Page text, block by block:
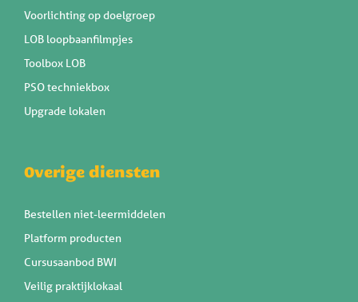
Voorlichting op doelgroep
LOB loopbaanfilmpjes
Toolbox LOB
PSO techniekbox
Upgrade lokalen
Overige diensten
Bestellen niet-leermiddelen
Platform producten
Cursusaanbod BWI
Veilig praktijklokaal